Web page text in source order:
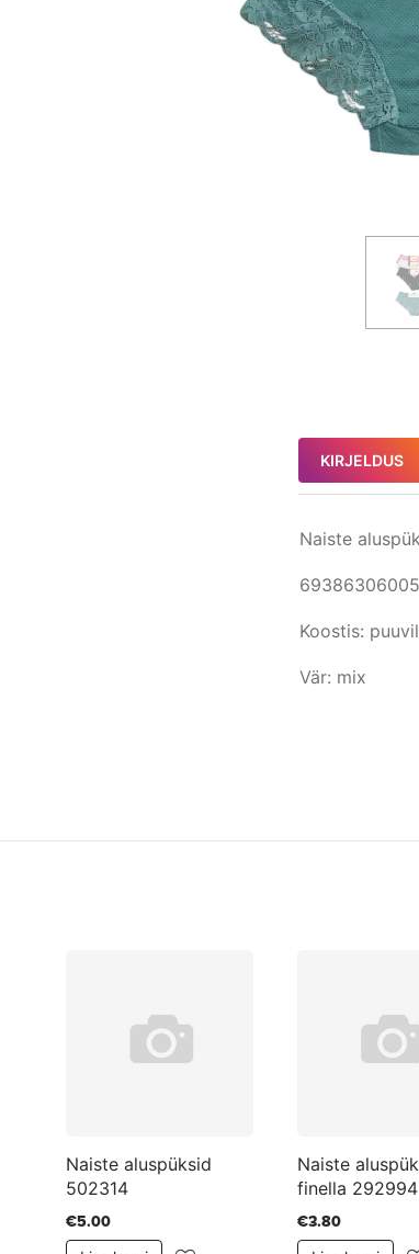
KIRJELDUS
Naiste
Koostis:
Vär: mix
Naiste aluspüksid
502314
€5.00
Naiste
finella 292994
€3.80